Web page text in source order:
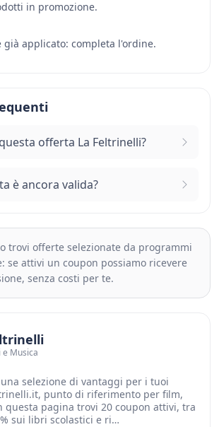
in promozione.
già applicato: completa l'ordine.
offerta La Feltrinelli?
è ancora valida?
trovi offerte selezionate da programmi
se attivi un coupon possiamo ricevere
senza costi per te.
e Musica
selezione di vantaggi per i tuoi
punto di riferimento per film,
questa pagina trovi 20 coupon attivi, tra
sui libri scolastici e ri…